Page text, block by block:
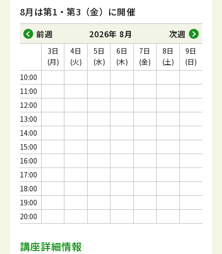
8月は第1・第3（金）に開催
前週 2026年 8月 次週
10:00
11:00
12:00
13:00
14:00
15:00
16:00
17:00
18:00
19:00
20:00
3日
(月)
4日
(火)
5日
(水)
6日
(木)
7日
(金)
8日
(土)
9日
(日)
講座詳細情報